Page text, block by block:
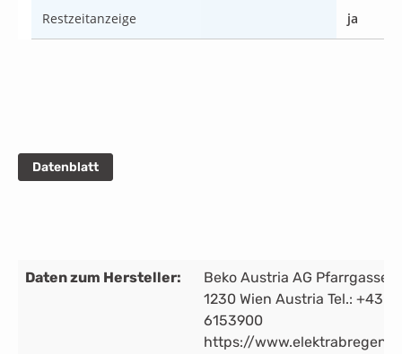
Restzeitanzeige ja
Datenblatt
Daten zum Hersteller:
Beko Austria AG Pfarrgasse
1230 Wien Austria Tel.: +43
6153900
https://